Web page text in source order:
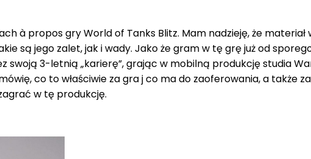
à propos gry World of Tanks Blitz. Mam nadzieję, że
są jego zalet, jak i wady. Jako że gram w tę grę już od
swoją 3-letnią „karierę”, grając w mobilną produkcję studia
co to właściwie za gra j co ma do zaoferowania, a także
w tę produkcję.